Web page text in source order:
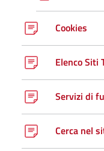
Cookies
Elenco Siti
Servizi di
Cerca nel